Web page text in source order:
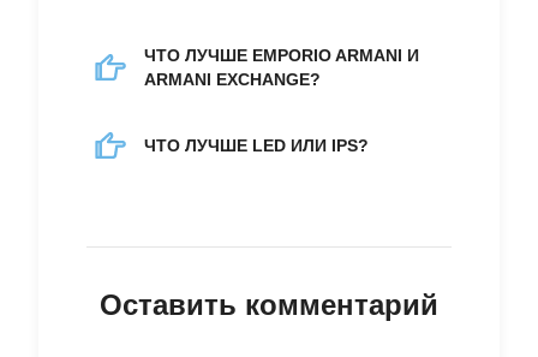
ЧТО ЛУЧШЕ EMPORIO ARMANI И
ARMANI EXCHANGE?
ЧТО ЛУЧШЕ LED ИЛИ IPS?
Оставить комментарий